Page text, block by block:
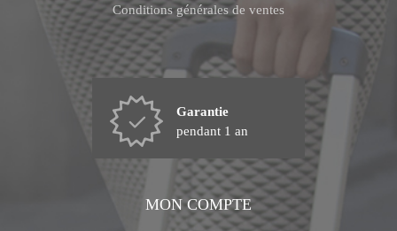
Conditions générales de ventes
Garantie
pendant 1 an
MON COMPTE